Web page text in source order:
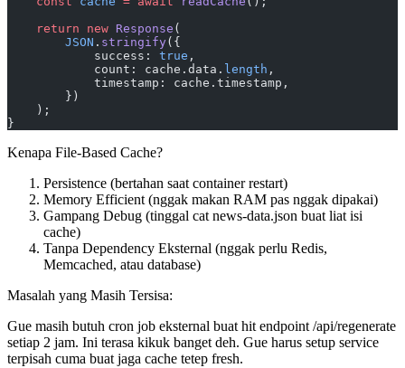
    return
new Response (
        JSON
. stringify({
            success:
true ,
            count: cache.data.
length ,
            timestamp: cache.timestamp,
        })
    );
}
Kenapa File-Based Cache?
Persistence (bertahan saat container restart)
Memory Efficient (nggak makan RAM pas nggak dipakai)
Gampang Debug (tinggal cat news-data.json buat liat isi
cache)
Tanpa Dependency Eksternal (nggak perlu Redis,
Memcached, atau database)
Masalah yang Masih Tersisa:
Gue masih butuh cron job eksternal buat hit endpoint /api/regenerate
setiap 2 jam. Ini terasa kikuk banget deh. Gue harus setup service
terpisah cuma buat jaga cache tetep fresh.